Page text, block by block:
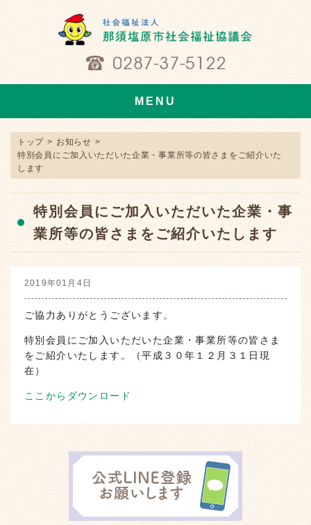
MENU
トップ > お知らせ >
特別会員にご加入いただいた企業・事業所等の皆さまをご紹介いた
します
特別会員にご加入いただいた企業・事
業所等の皆さまをご紹介いたします
2019年01月4日
ご協力ありがとうございます。
特別会員にご加入いただいた企業・事業所等の皆さま
をご紹介いたします。（平成３０年１２月３１日現
在）
ここからダウンロード